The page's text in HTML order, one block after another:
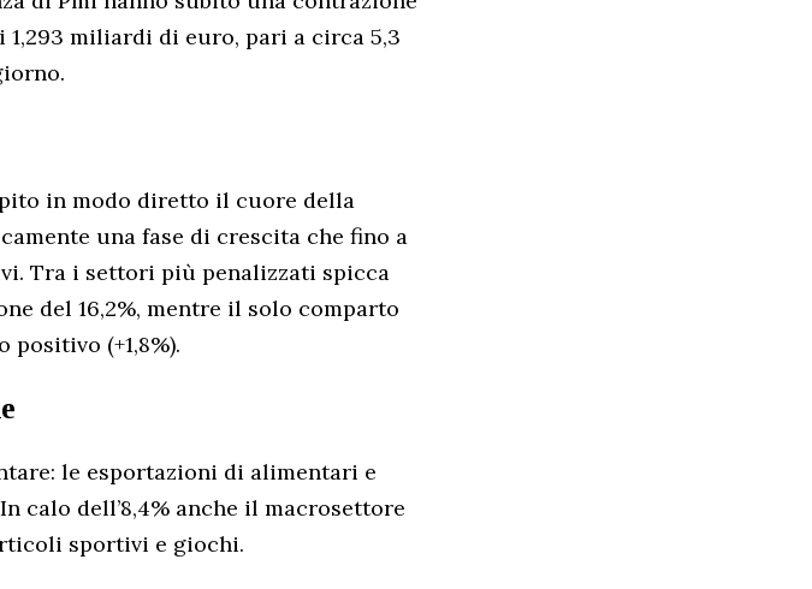
1,293 miliardi di euro, pari a circa 5,3
in modo diretto il cuore della
una fase di crescita che fino a
Tra i settori più penalizzati spicca
del 16,2%, mentre il solo comparto
(+1,8%).
le esportazioni di alimentari e
calo dell’8,4% anche il macrosettore
sportivi e giochi.